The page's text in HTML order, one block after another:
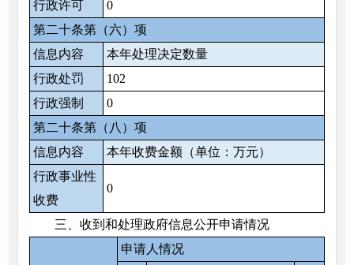
行政许可
0
第二十条第（六）项
信息内容
本年处理决定数量
行政处罚
102
行政强制
0
第二十条第（八）项
信息内容
本年收费金额（单位：万元）
行政事业性
收费
0
三、收到和处理政府信息公开申请情况
申请人情况